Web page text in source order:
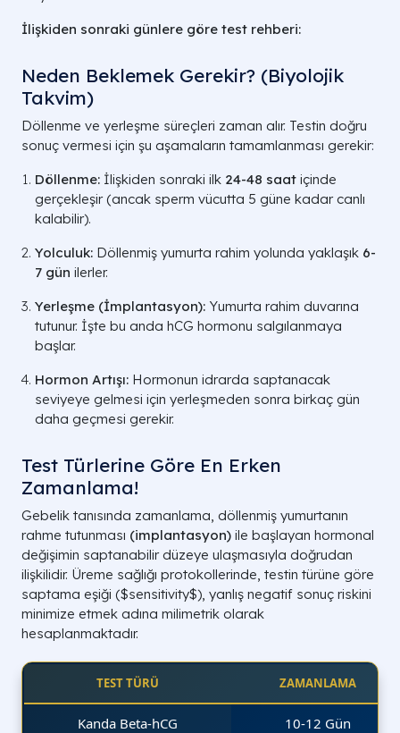
İlişkiden sonraki günlere göre test rehberi:
Neden Beklemek Gerekir? (Biyolojik
Takvim)
Döllenme ve yerleşme süreçleri zaman alır. Testin doğru
sonuç vermesi için şu aşamaların tamamlanması gerekir:
Döllenme: İlişkiden sonraki ilk 24-48 saat içinde
gerçekleşir (ancak sperm vücutta 5 güne kadar canlı
kalabilir).
Yolculuk: Döllenmiş yumurta rahim yolunda yaklaşık 6-
7 gün ilerler.
Yerleşme (İmplantasyon): Yumurta rahim duvarına
tutunur. İşte bu anda hCG hormonu salgılanmaya
başlar.
Hormon Artışı: Hormonun idrarda saptanacak
seviyeye gelmesi için yerleşmeden sonra birkaç gün
daha geçmesi gerekir.
Test Türlerine Göre En Erken
Zamanlama!
Gebelik tanısında zamanlama, döllenmiş yumurtanın
rahme tutunması (implantasyon) ile başlayan hormonal
değişimin saptanabilir düzeye ulaşmasıyla doğrudan
ilişkilidir. Üreme sağlığı protokollerinde, testin türüne göre
saptama eşiği ($sensitivity$), yanlış negatif sonuç riskini
minimize etmek adına milimetrik olarak
hesaplanmaktadır.
TEST TÜRÜ ZAMANLAMA
Kanda Beta-hCG 10-12 Gün